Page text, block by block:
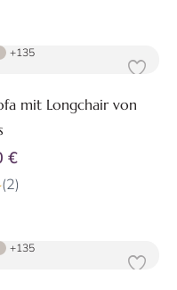
+135
mit Longchair von
€
(2)
+135